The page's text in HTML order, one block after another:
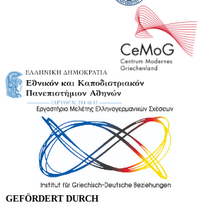
GEFÖRDERT DURCH